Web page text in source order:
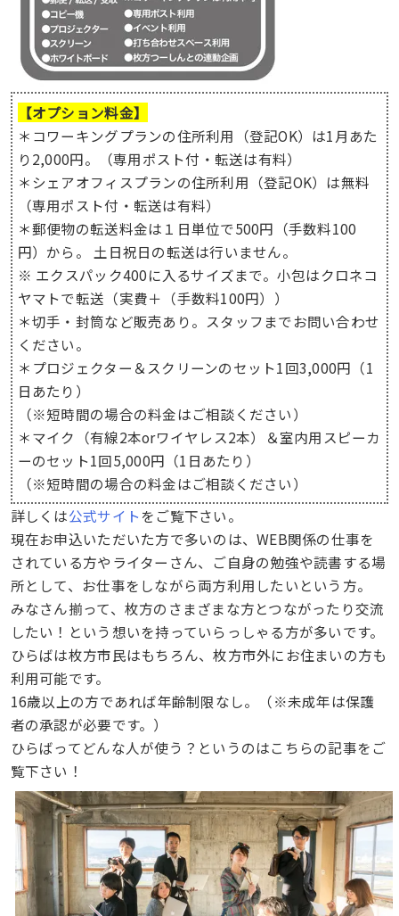
【オプション料金】
＊コワーキングプランの住所利用（登記OK）は1月あた
り2,000円。（専用ポスト付・転送は有料）
＊シェアオフィスプランの住所利用（登記OK）は無料
（専用ポスト付・転送は有料）
＊郵便物の転送料金は１日単位で500円（手数料100
円）から。 土日祝日の転送は行いません。
※ エクスパック400に入るサイズまで。小包はクロネコ
ヤマトで転送（実費＋（手数料100円））
＊切手・封筒など販売あり。スタッフまでお問い合わせ
ください。
＊プロジェクター＆スクリーンのセット1回3,000円（1
日あたり）
（※短時間の場合の料金はご相談ください）
＊マイク（有線2本orワイヤレス2本）＆室内用スピーカ
ーのセット1回5,000円（1日あたり）
（※短時間の場合の料金はご相談ください）
詳しくは公式サイト をご覧下さい。
現在お申込いただいた方で多いのは、WEB関係の仕事を
されている方やライターさん、ご自身の勉強や読書する場
所として、お仕事をしながら両方利用したいという方。
みなさん揃って、枚方のさまざまな方とつながったり交流
したい！という想いを持っていらっしゃる方が多いです。
ひらばは枚方市民はもちろん、枚方市外にお住まいの方も
利用可能です。
16歳以上の方であれば年齢制限なし。（※未成年は保護
者の承認が必要です。）
ひらばってどんな人が使う？というのはこちらの記事をご
覧下さい！